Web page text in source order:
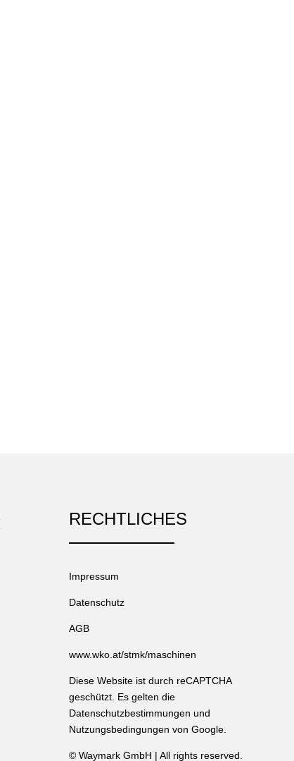
RECHTLICHES
Impressum
Datenschutz
AGB
www.wko.at/stmk/maschinen
Diese Website ist durch reCAPTCHA
geschützt. Es gelten die
Datenschutzbestimmungen und
Nutzungsbedingungen von Google.
©Waymark GmbH | All rights reserved.